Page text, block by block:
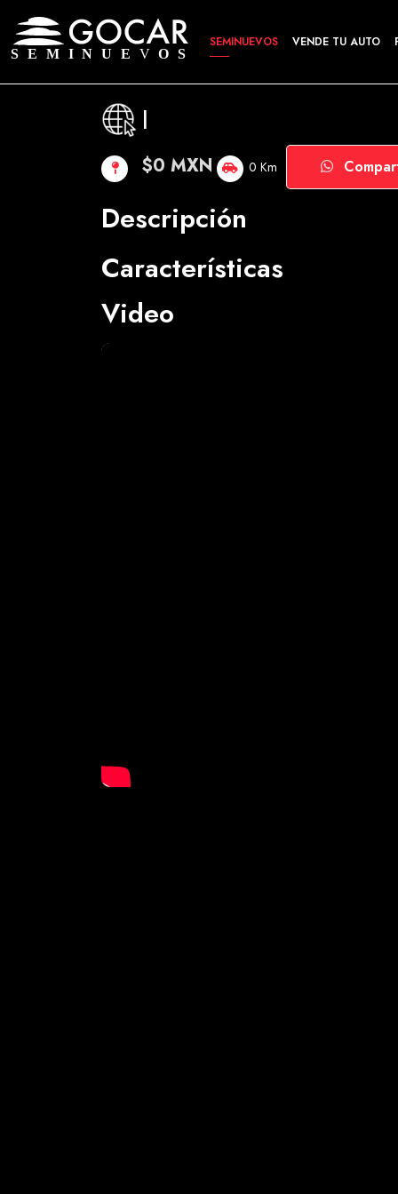
SEMINUEVOS VENDE TU AUTO
|
$0 MXN
0 Km
Descripción
Características
Video